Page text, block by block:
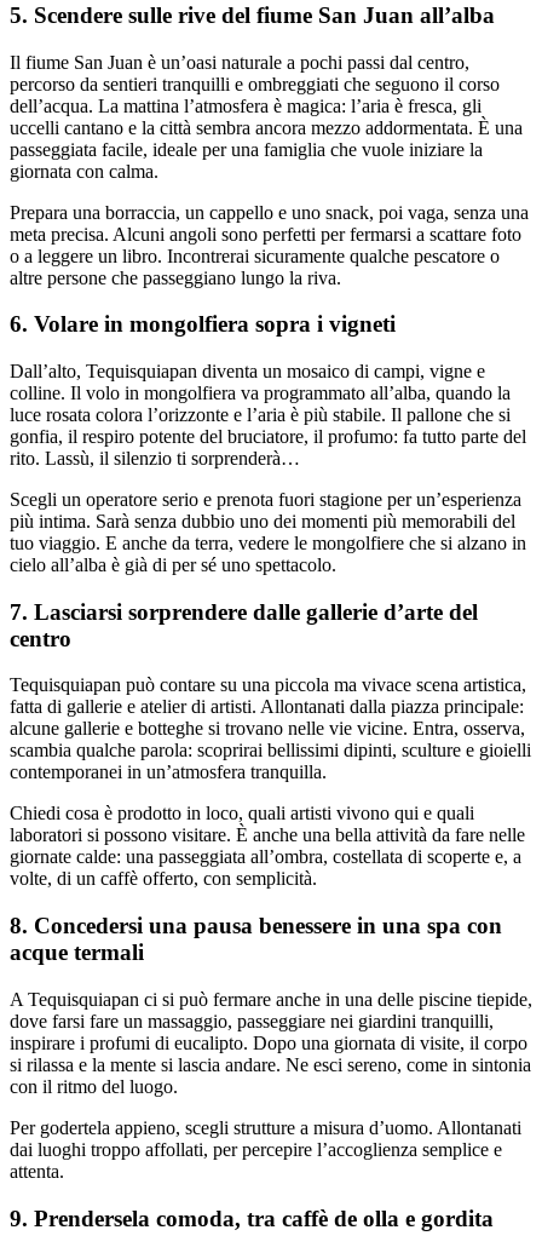
5. Scendere sulle rive del fiume San Juan all’alba
Il fiume San Juan è un’oasi naturale a pochi passi dal centro,
percorso da sentieri tranquilli e ombreggiati che seguono il corso
dell’acqua. La mattina l’atmosfera è magica: l’aria è fresca, gli
uccelli cantano e la città sembra ancora mezzo addormentata. È una
passeggiata facile, ideale per una famiglia che vuole iniziare la
giornata con calma.
Prepara una borraccia, un cappello e uno snack, poi vaga, senza una
meta precisa. Alcuni angoli sono perfetti per fermarsi a scattare foto
o a leggere un libro. Incontrerai sicuramente qualche pescatore o
altre persone che passeggiano lungo la riva.
6. Volare in mongolfiera sopra i vigneti
Dall’alto, Tequisquiapan diventa un mosaico di campi, vigne e
colline. Il volo in mongolfiera va programmato all’alba, quando la
luce rosata colora l’orizzonte e l’aria è più stabile. Il pallone che si
gonfia, il respiro potente del bruciatore, il profumo: fa tutto parte del
rito. Lassù, il silenzio ti sorprenderà…
Scegli un operatore serio e prenota fuori stagione per un’esperienza
più intima. Sarà senza dubbio uno dei momenti più memorabili del
tuo viaggio. E anche da terra, vedere le mongolfiere che si alzano in
cielo all’alba è già di per sé uno spettacolo.
7. Lasciarsi sorprendere dalle gallerie d’arte del
centro
Tequisquiapan può contare su una piccola ma vivace scena artistica,
fatta di gallerie e atelier di artisti. Allontanati dalla piazza principale:
alcune gallerie e botteghe si trovano nelle vie vicine. Entra, osserva,
scambia qualche parola: scoprirai bellissimi dipinti, sculture e gioielli
contemporanei in un’atmosfera tranquilla.
Chiedi cosa è prodotto in loco, quali artisti vivono qui e quali
laboratori si possono visitare. È anche una bella attività da fare nelle
giornate calde: una passeggiata all’ombra, costellata di scoperte e, a
volte, di un caffè offerto, con semplicità.
8. Concedersi una pausa benessere in una spa con
acque termali
A Tequisquiapan ci si può fermare anche in una delle piscine tiepide,
dove farsi fare un massaggio, passeggiare nei giardini tranquilli,
inspirare i profumi di eucalipto. Dopo una giornata di visite, il corpo
si rilassa e la mente si lascia andare. Ne esci sereno, come in sintonia
con il ritmo del luogo.
Per godertela appieno, scegli strutture a misura d’uomo. Allontanati
dai luoghi troppo affollati, per percepire l’accoglienza semplice e
attenta.
9. Prendersela comoda, tra caffè de olla e gordita